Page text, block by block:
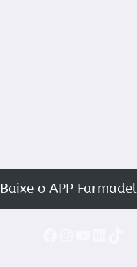
Baixe o APP